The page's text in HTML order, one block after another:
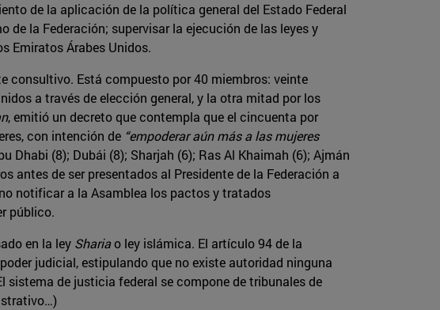
de la aplicación de la política general del Estado Federal
de la Federación; supervisar la ejecución de las leyes y
Emiratos Árabes Unidos.
consultivo. Está compuesto por 40 miembros: veinte
a través de elección general, y la otra mitad por los
, emitió un decreto que contempla que el cincuenta por
con intención de “empoderar aún más a las mujeres
Dhabi (8); Dubái (8); Sharjah (6); Ras Al Khaimah (6); Ajmán
antes de ser presentados al Presidente de la Federación a
notificar a la Asamblea los pactos y tratados
público.
en la ley Shariao ley islámica. El artículo 94 de la
judicial, estipulando que no existe autoridad ninguna
sistema de justicia federal se compone de tribunales de